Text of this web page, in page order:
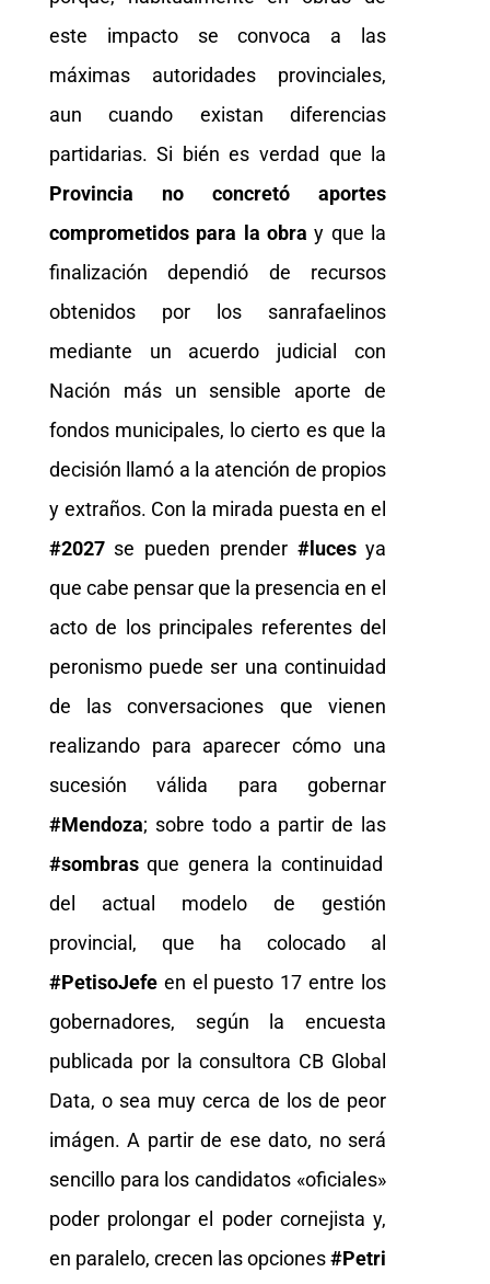
este impacto se convoca a las
máximas autoridades provinciales,
aun cuando existan diferencias
partidarias. Si bién es verdad que la
Provincia no concretó aportes
comprometidos para la obray que la
finalización dependió de recursos
obtenidos por los sanrafaelinos
mediante un acuerdo judicial con
Nación más un sensible aporte de
fondos municipales, lo cierto es que la
decisión llamó a la atención de propios
y extraños. Con la mirada puesta en el
#2027se pueden prender #lucesya
que cabe pensar que la presencia en el
acto de los principales referentes del
peronismo puede ser una continuidad
de las conversaciones que vienen
realizando para aparecer cómo una
sucesión válida para gobernar
#Mendoza; sobre todo a partir de las
#sombrasque genera la continuidad
del actual modelo de gestión
provincial, que ha colocado al
#PetisoJefeen el puesto 17 entre los
gobernadores, según la encuesta
publicada por la consultora CB Global
Data, o sea muy cerca de los de peor
imágen. A partir de ese dato, no será
sencillo para los candidatos «oficiales»
poder prolongar el poder cornejista y,
en paralelo, crecen las opciones#Petri